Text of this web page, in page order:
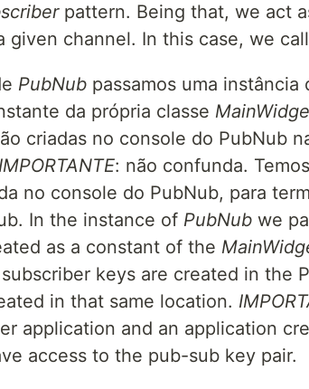
pattern. Being that, we act
given channel. In this case, we
PubNub passamos uma instância
da própria classe
criadas no console do PubNub
IMPORTANTE: não confunda.
no console do PubNub, para
In the instance of PubNub we
as a constant of the
keys are created in the
in that same location.
application and an application
access to the pub-sub key pair.